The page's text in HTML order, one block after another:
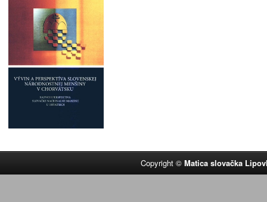
Copyright ©Matica slovačka